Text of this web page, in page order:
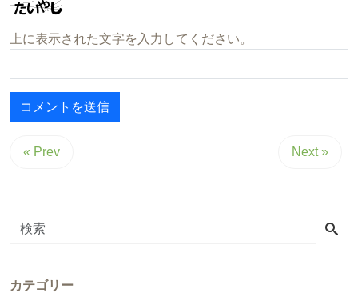
上に表示された文字を入力してください。
« Prev Next »
カテゴリー